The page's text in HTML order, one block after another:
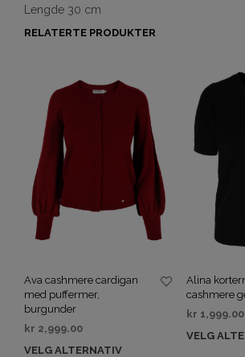
Lengde 30 cm
RELATERTE PRODUKTER
Ava cashmere cardigan
med puffermer,
burgunder
kr 2,999.00
VELG ALTERNATIV
Alina
cashmere
kr 1,999.00
VELG